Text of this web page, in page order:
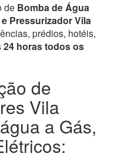
de Bomba de Água
Pressurizador Vila
prédios, hotéis,
24 horas todos os
de
Vila
a Gás,